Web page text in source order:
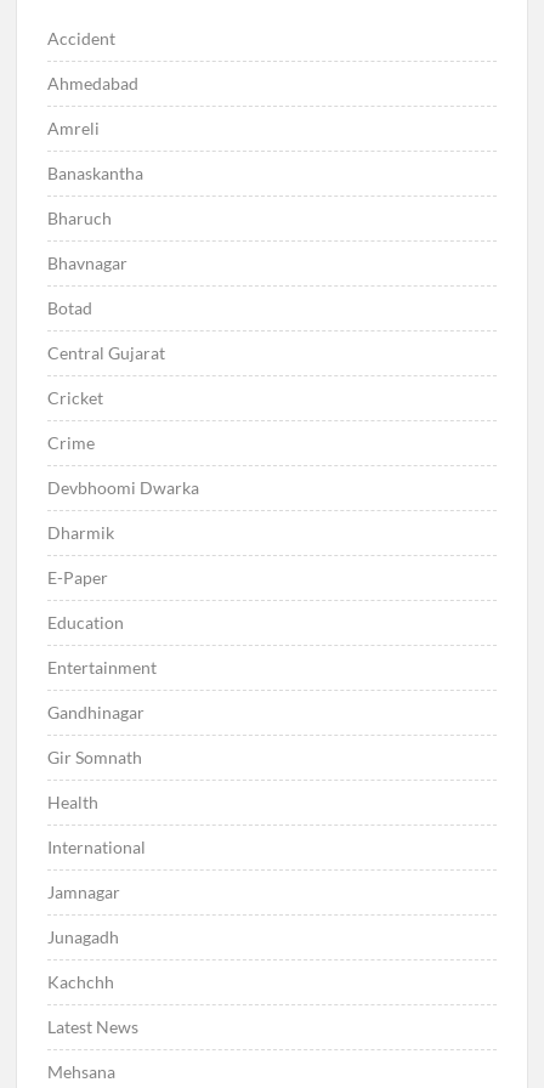
Accident
Ahmedabad
Amreli
Banaskantha
Bharuch
Bhavnagar
Botad
Central Gujarat
Cricket
Crime
Devbhoomi Dwarka
Dharmik
E-Paper
Education
Entertainment
Gandhinagar
Gir Somnath
Health
International
Jamnagar
Junagadh
Kachchh
Latest News
Mehsana